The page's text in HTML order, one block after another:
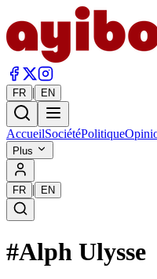
FR | EN
AccueilSociétéPolitique
Plus
FR | EN
#Alph Ulysse